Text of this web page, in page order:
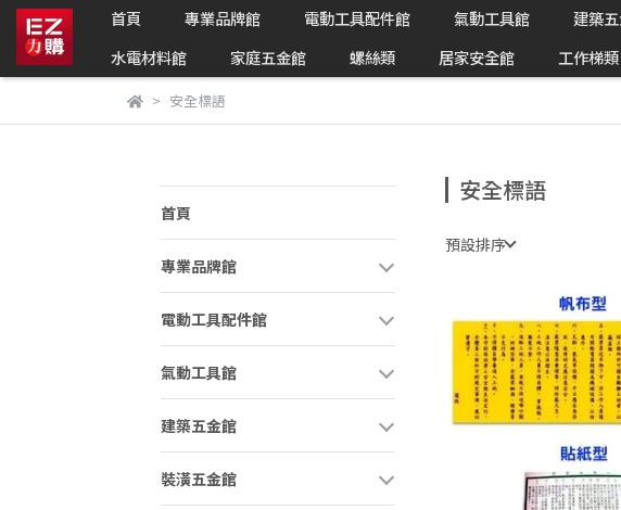
首頁 專業品牌館 電動工具配件館 氣動工具館 建築
水電材料館
家庭五金館 螺絲類 居家安全館 工作梯類
安全標語
首頁
專業品牌館
電動工具配件館
氣動工具館
建築五金館
裝潢五金館
安全標語
預設排序